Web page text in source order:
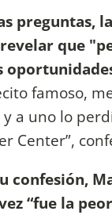
preguntas,
que
famoso,
a uno lo
Center”,
confesión,
“fue la